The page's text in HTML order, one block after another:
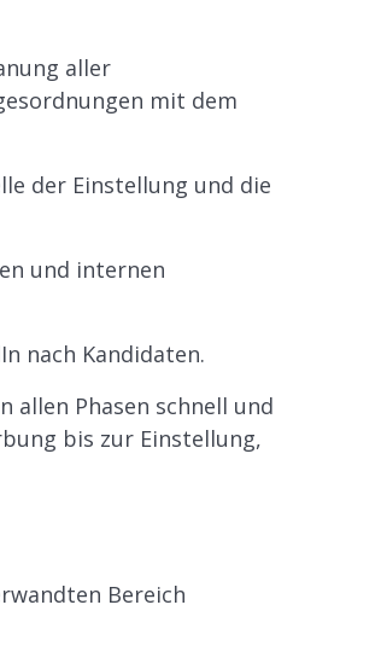
aller
mit dem
der Einstellung und die
und internen
nach Kandidaten.
allen Phasen schnell und
bis zur Einstellung,
Bereich